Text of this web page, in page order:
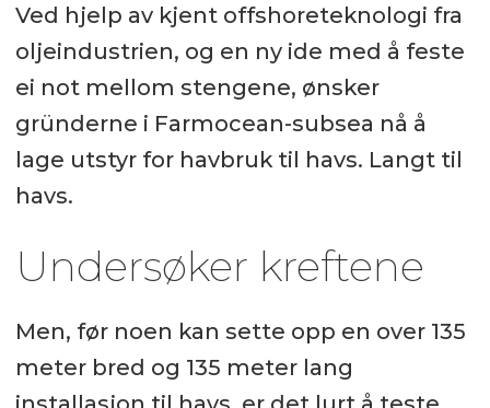
Ved hjelp av kjent offshoreteknologi fra
oljeindustrien, og en ny ide med å feste
ei not mellom stengene, ønsker
gründerne i Farmocean-subsea nå å
lage utstyr for havbruk til havs. Langt til
havs.
Undersøker kreftene
Men, før noen kan sette opp en over 135
meter bred og 135 meter lang